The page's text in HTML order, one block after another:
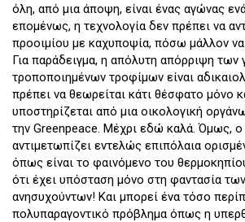
όλη, από μια άποψη, είναι ένας αγώνας
επομένως, η τεχνολογία δεν πρέπει να
προοιμίου με καχυποψία, πόσω μάλλον να
Για παράδειγμα, η απόλυτη απόρριψη των
τροποποιημένων τροφίμων είναι
πρέπει να θεωρείται κάτι θέσφατο μόνο
υποστηρίζεται από μια οικολογική
την Greenpeace. Μέχρι εδώ καλά. Όμως,
αντιμετωπίζει εντελώς επιπόλαια
όπως είναι το φαινόμενο του
ότι έχει υπόσταση μόνο στη φαντασία
ανησυχούντων! Και μπορεί ένα τόσο
πολυπαραγοντικό πρόβλημα όπως η